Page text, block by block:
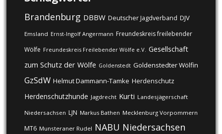
Brandenburg DBBW Deutscher Jagdverband DJV
Emsland Ernst-Ingolf Angermann Freundeskreis freilebender
Wölfe Freundeskreis Freilebender Wölfe e.V. Gesellschaft
zum Schutz der Wölfe Goldenstedt Goldenstedter Wölfin
GzSdW Helmut Dammann-Tamke Herdenschutz
Herdenschutzhunde Jagdrecht Kurti Landesjägerschaft
Niedersachsen LJN Markus Bathen Mecklenburg Vorpommern
MT6 Munsteraner Rudel NABU Niedersachsen